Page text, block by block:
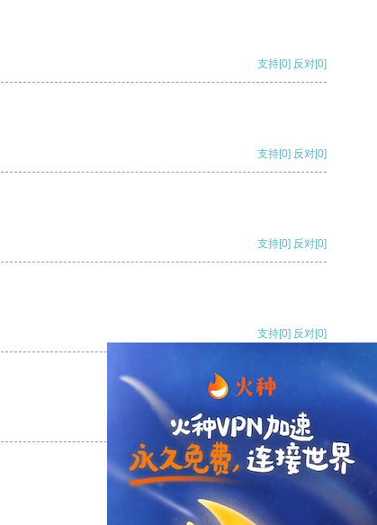
支持[0] 反对[0]
支持[0] 反对[0]
支持[0] 反对[0]
支持[0] 反对[0]
支持[0] 反对
支持